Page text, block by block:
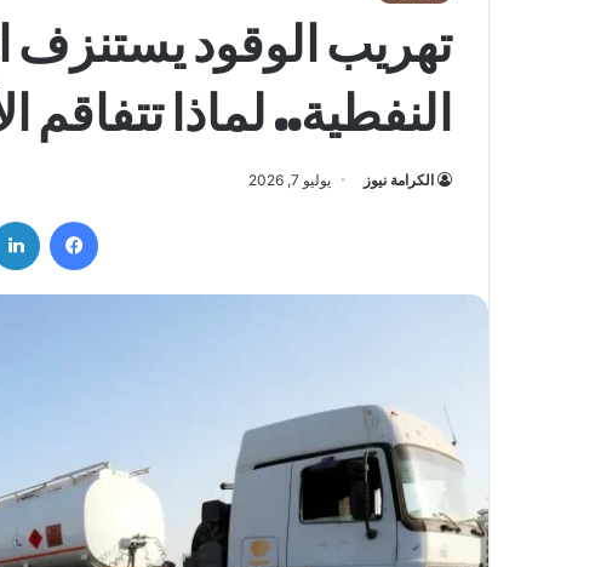
تهريب الوقود يستنزف
النفطية.. لماذا تتفاقم
الكرامة نيوز يوليو 7, 2026
فيسبوك